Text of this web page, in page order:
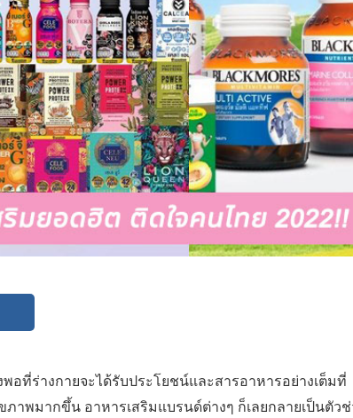
พอที่ร่างกายจะได้รับประโยชน์และสารอาหารอย่างเต็มที่
าพมากขึ้น อาหารเสริมแบรนด์ต่างๆ ก็เลยกลายเป็นตัวช่